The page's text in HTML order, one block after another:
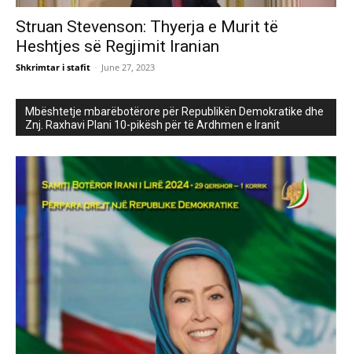
Struan Stevenson: Thyerja e Murit të
Heshtjes së Regjimit Iranian
Shkrimtar i stafit - June 27, 2023
Mbështetje mbarëbotërore për Republikën Demokratike dhe
Znj. Raxhavi Plani 10-pikësh për të Ardhmen e Iranit